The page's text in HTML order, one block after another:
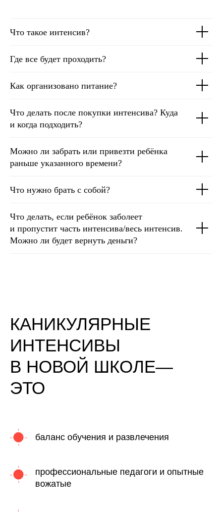
Что такое интенсив?
Где все будет проходить?
Как организовано питание?
Что делать после покупки интенсива? Куда
и когда подходить?
Можно ли забрать или привезти ребёнка
раньше указанного времени?
Что нужно брать с собой?
Что делать, если ребёнок заболеет
и пропустит часть интенсива/весь интенсив.
Можно ли будет вернуть деньги?
КАНИКУЛЯРНЫЕ
ИНТЕНСИВЫ
В НОВОЙ ШКОЛЕ—
ЭТО
баланс обучения и развлечения
профессиональные педагоги и опытные
вожатые